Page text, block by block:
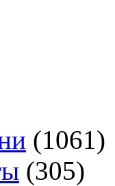
(1061)
(305)